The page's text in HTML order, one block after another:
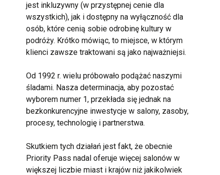
jest inkluzywny (w przystępnej cenie dla
wszystkich), jak i dostępny na wyłączność dla
osób, które cenią sobie odrobinę kultury w
podróży. Krótko mówiąc, to miejsce, w którym
klienci zawsze traktowani są jako najważniejsi.
Od 1992 r. wielu próbowało podążać naszymi
śladami. Nasza determinacja, aby pozostać
wyborem numer 1, przekłada się jednak na
bezkonkurencyjne inwestycje w salony, zasoby,
procesy, technologię i partnerstwa.
Skutkiem tych działań jest fakt, że obecnie
Priority Pass nadal oferuje więcej salonów w
większej liczbie miast i krajów niż jakikolwiek